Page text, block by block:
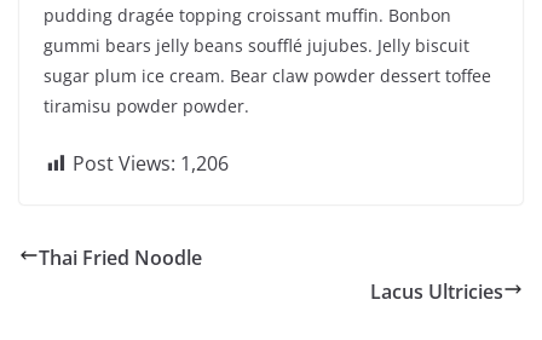
pudding dragée topping croissant muffin. Bonbon
gummi bears jelly beans soufflé jujubes. Jelly biscuit
sugar plum ice cream. Bear claw powder dessert toffee
tiramisu powder powder.
Post Views: 1,206
Thai Fried Noodle
Lacus Ultricies